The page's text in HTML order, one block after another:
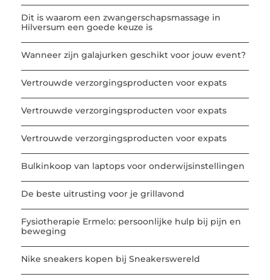
Dit is waarom een zwangerschapsmassage in
Hilversum een goede keuze is
Wanneer zijn galajurken geschikt voor jouw event?
Vertrouwde verzorgingsproducten voor expats
Vertrouwde verzorgingsproducten voor expats
Vertrouwde verzorgingsproducten voor expats
Bulkinkoop van laptops voor onderwijsinstellingen
De beste uitrusting voor je grillavond
Fysiotherapie Ermelo: persoonlijke hulp bij pijn en
beweging
Nike sneakers kopen bij Sneakerswereld